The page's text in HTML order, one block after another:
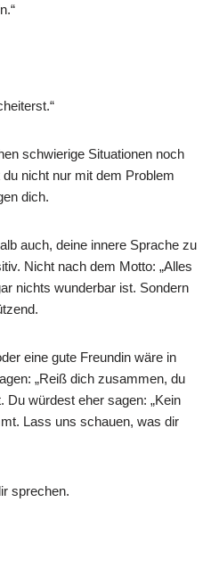
schwierige Situationen noch
nicht nur mit dem Problem
dich.
auch, deine innere Sprache zu
Nicht nach dem Motto: „Alles
nichts wunderbar ist. Sondern
eine gute Freundin wäre in
„Reiß dich zusammen, du
Du würdest eher sagen: „Kein
Lass uns schauen, was dir
sprechen.